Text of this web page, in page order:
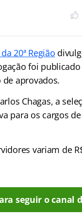
20ª Região
foi
de aprovados.
Chagas, a
para os cargos
variam de
seguir o canal